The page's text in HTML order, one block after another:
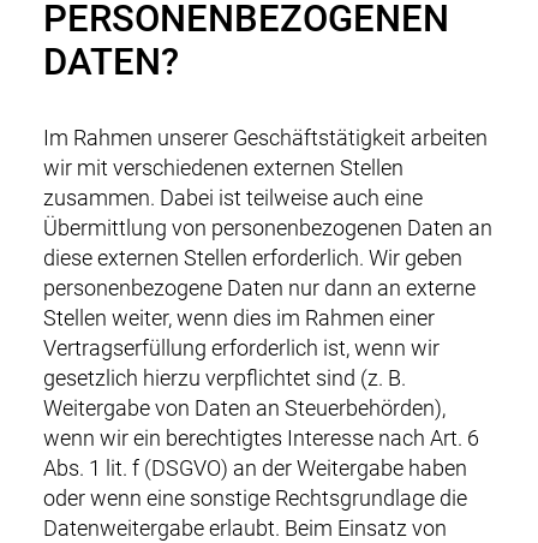
PERSONENBEZOGENEN
DATEN?
Im Rahmen unserer Geschäftstätigkeit arbeiten
wir mit verschiedenen externen Stellen
zusammen. Dabei ist teilweise auch eine
Übermittlung von personenbezogenen Daten an
diese externen Stellen erforderlich. Wir geben
personenbezogene Daten nur dann an externe
Stellen weiter, wenn dies im Rahmen einer
Vertragserfüllung erforderlich ist, wenn wir
gesetzlich hierzu verpflichtet sind (z. B.
Weitergabe von Daten an Steuerbehörden),
wenn wir ein berechtigtes Interesse nach Art. 6
Abs. 1 lit. f (DSGVO) an der Weitergabe haben
oder wenn eine sonstige Rechtsgrundlage die
Datenweitergabe erlaubt. Beim Einsatz von